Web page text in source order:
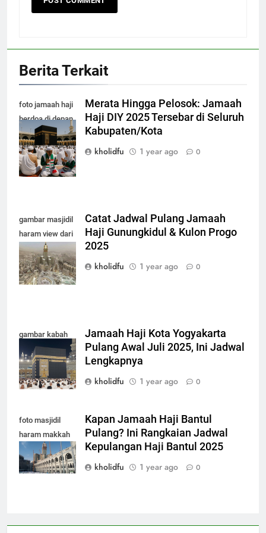
Berita Terkait
foto jamaah haji
berdoa di depan
kabah masjidil
haram makkah
Merata Hingga Pelosok: Jamaah
Haji DIY 2025 Tersebar di Seluruh
Kabupaten/Kota
kholidfu
1 year ago 0
gambar masjidil
haram view dari
atas terbaru
2025
Catat Jadwal Pulang Jamaah
Haji Gunungkidul & Kulon Progo
2025
kholidfu
1 year ago 0
gambar kabah
terbaru 2025
Jamaah Haji Kota Yogyakarta
Pulang Awal Juli 2025, Ini Jadwal
Lengkapnya
kholidfu
1 year ago 0
foto masjidil
haram makkah
terbaru
Kapan Jamaah Haji Bantul
Pulang? Ini Rangkaian Jadwal
Kepulangan Haji Bantul 2025
kholidfu
1 year ago 0